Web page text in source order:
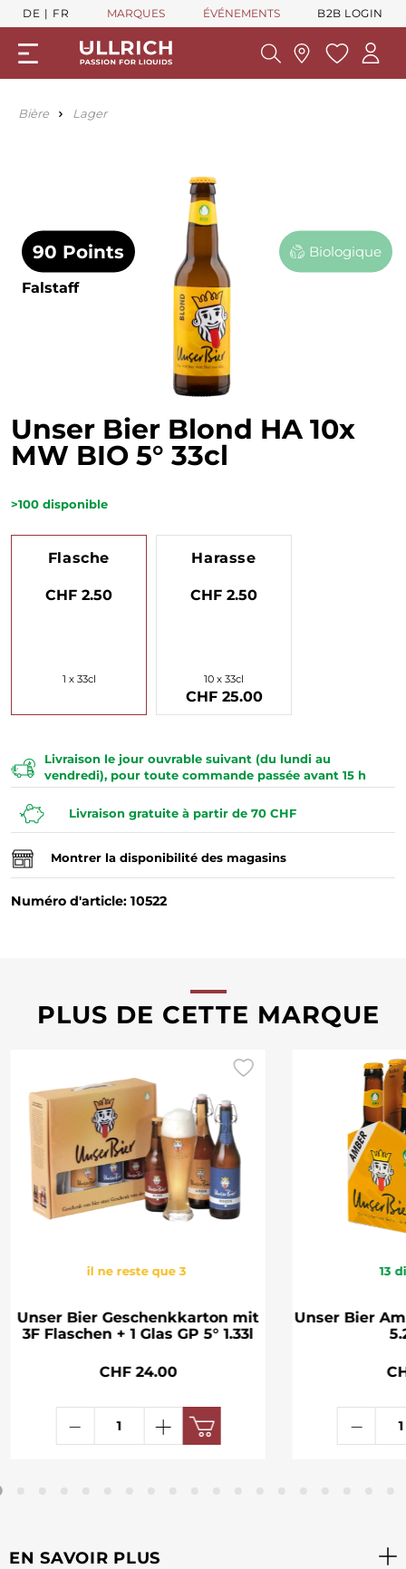
DE FR MARQUES ÉVÉNEMENTS B2B LOGIN
Bière Lager
90 Points
Falstaff
Biologique
Unser Bier Blond HA 10x
MW BIO 5° 33cl
>100 disponible
Flasche
CHF 2.50
1 x 33cl
Harasse
CHF 2.50
10 x 33cl
CHF 25.00
Livraison le jour ouvrable suivant (du lundi au
vendredi), pour toute commande passée avant 15 h
Livraison gratuite à partir de 70 CHF
Montrer la disponibilité des magasins
Numéro d'article: 10522
PLUS DE CETTE MARQUE
il ne reste que 3
Unser Bier Geschenkkarton mit
3F Flaschen + 1 Glas GP 5° 1.33l
CHF 24.00
13
Unser Bier
EN SAVOIR PLUS